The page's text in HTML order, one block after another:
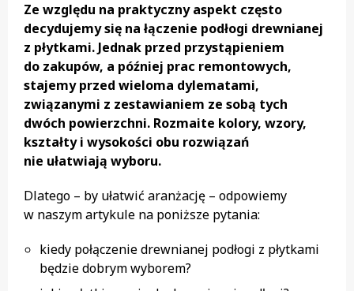
Ze względu na praktyczny aspekt często
decydujemy się na łączenie podłogi drewnianej
z płytkami. Jednak przed przystąpieniem
do zakupów, a później prac remontowych,
stajemy przed wieloma dylematami,
związanymi z zestawianiem ze sobą tych
dwóch powierzchni. Rozmaite kolory, wzory,
kształty i wysokości obu rozwiązań
nie ułatwiają wyboru.
Dlatego – by ułatwić aranżację – odpowiemy
w naszym artykule na poniższe pytania:
kiedy połączenie drewnianej podłogi z płytkami
będzie dobrym wyborem?